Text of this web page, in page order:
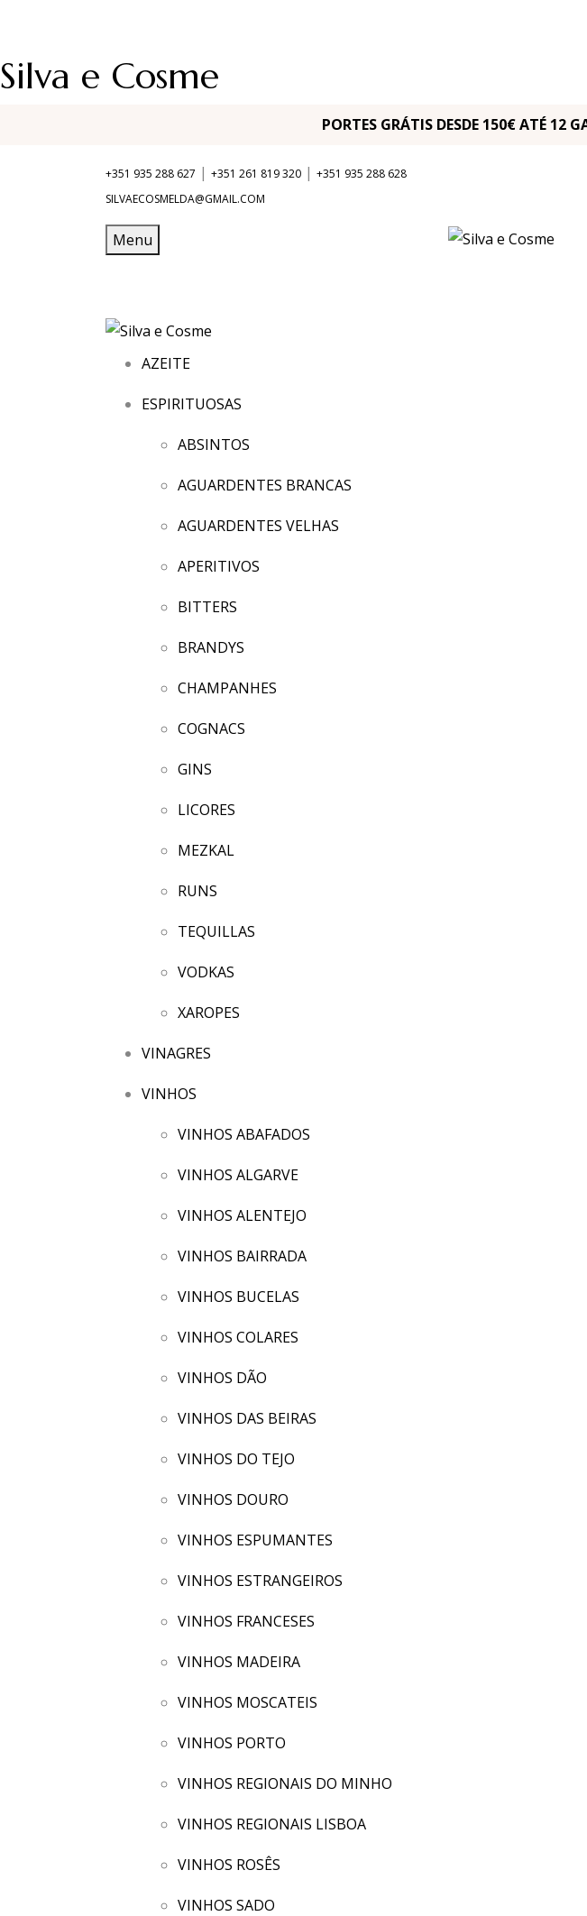
Silva e Cosme
PORTES GRÁTIS DESDE 150€
+351 935 288 627 | +351 261 819 320 | +351 935 288 628
SILVAECOSMELDA@GMAIL.COM
Menu
AZEITE
ESPIRITUOSAS
ABSINTOS
AGUARDENTES BRANCAS
AGUARDENTES VELHAS
APERITIVOS
BITTERS
BRANDYS
CHAMPANHES
COGNACS
GINS
LICORES
MEZKAL
RUNS
TEQUILLAS
VODKAS
XAROPES
VINAGRES
VINHOS
VINHOS ABAFADOS
VINHOS ALGARVE
VINHOS ALENTEJO
VINHOS BAIRRADA
VINHOS BUCELAS
VINHOS COLARES
VINHOS DÃO
VINHOS DAS BEIRAS
VINHOS DO TEJO
VINHOS DOURO
VINHOS ESPUMANTES
VINHOS ESTRANGEIROS
VINHOS FRANCESES
VINHOS MADEIRA
VINHOS MOSCATEIS
VINHOS PORTO
VINHOS REGIONAIS DO MINHO
VINHOS REGIONAIS LISBOA
VINHOS ROSÊS
VINHOS SADO